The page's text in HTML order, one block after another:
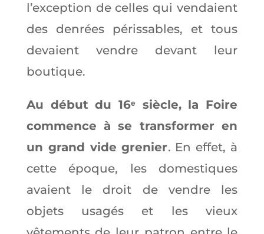
l’exception de celles qui vendaient
des denrées périssables, et tous
devaient vendre devant leur
boutique.
Au début du 16ᵉ siècle, la Foire
commence à se transformer en
un grand vide grenier. En effet, à
cette époque, les domestiques
avaient le droit de vendre les
objets usagés et les vieux